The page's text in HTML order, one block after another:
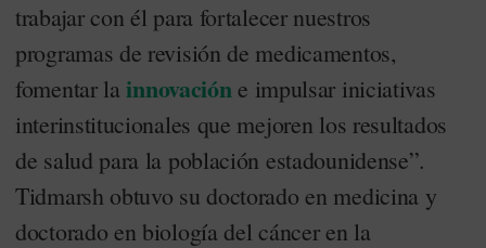
trabajar con él para fortalecer nuestros
programas de revisión de medicamentos,
fomentar lainnovacióne impulsar iniciativas
interinstitucionales que mejoren los resultados
de salud para la población estadounidense”.
Tidmarsh obtuvo su doctorado en medicina y
doctorado en biología del cáncer en la